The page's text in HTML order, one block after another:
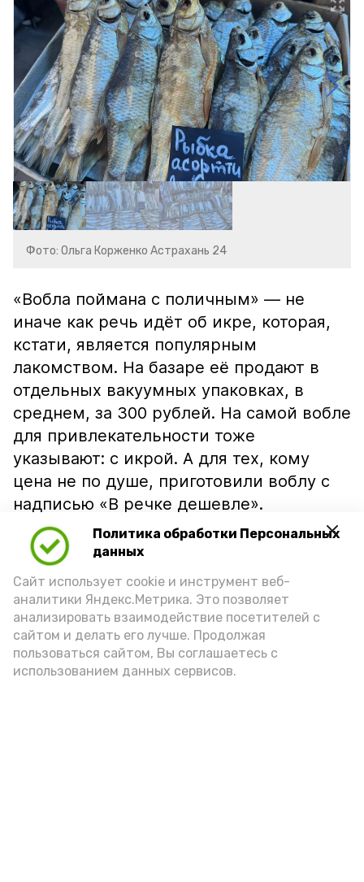
Политика обработки Персональных
данных
Сайт использует cookie и инструмент веб-
аналитики Яндекс.Метрика. Это позволяет
анализировать взаимодействие посетителей с
сайтом и делать его лучше. Продолжая
пользоваться сайтом, Вы соглашаетесь с
использованием данных сервисов.
Фото: Ольга Корженко Астрахань 24
«Вобла поймана с поличным» — не
иначе как речь идёт об икре, которая,
кстати, является популярным
лакомством. На базаре её продают в
отдельных вакуумных упаковках, в
среднем, за 300 рублей. На самой вобле
для привлекательности тоже
указывают: с икрой. А для тех, кому
цена не по душе, приготовили воблу с
надписью «В речке дешевле».